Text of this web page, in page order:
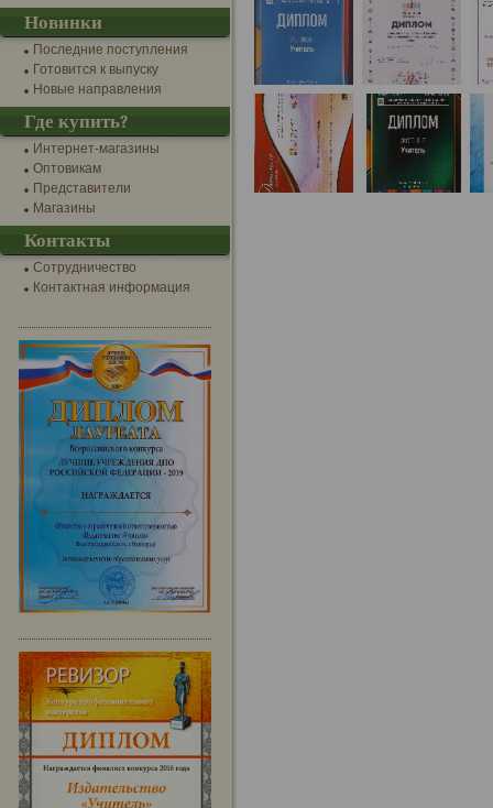
Новинки
Последние поступления
Готовится к выпуску
Новые направления
Где купить?
Интернет-магазины
Оптовикам
Представители
Магазины
Контакты
Сотрудничество
Контактная информация